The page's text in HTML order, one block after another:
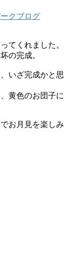
クブログ
てくれました。
の完成。
いざ完成かと思
黄色のお団子に
お月見を楽しみ